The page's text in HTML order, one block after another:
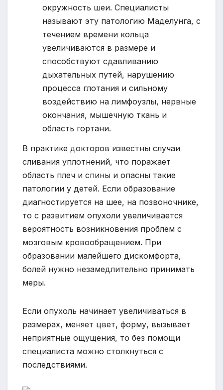
окружность шеи. Специалисты
называют эту патологию Маделунга, с
течением времени кольца
увеличиваются в размере и
способствуют сдавливанию
дыхательных путей, нарушению
процесса глотания и сильному
воздействию на лимфоузлы, нервные
окончания, мышечную ткань и
область гортани.
В практике докторов известны случаи
сливания уплотнений, что поражает
область плеч и спины и опасны такие
патологии у детей. Если образование
диагностируется на шее, на позвоночнике,
то с развитием опухоли увеличивается
вероятность возникновения проблем с
мозговым кровообращением. При
образовании малейшего дискомфорта,
болей нужно незамедлительно принимать
меры.
Если опухоль начинает увеличиваться в
размерах, меняет цвет, форму, вызывает
неприятные ощущения, то без помощи
специалиста можно столкнуться с
последствиями.